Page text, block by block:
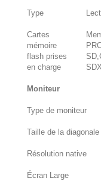
Type
Cartes
mémoire
flash prises
en charge
Moniteur
Type de moniteur
Taille de la diagonale
Résolution native
Écran Large